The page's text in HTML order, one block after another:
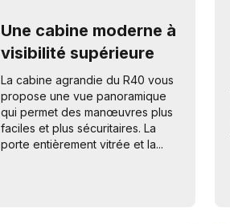
Une cabine moderne à
visibilité supérieure
La cabine agrandie du R40 vous
propose une vue panoramique
qui permet des manœuvres plus
faciles et plus sécuritaires. La
porte entièrement vitrée et la...